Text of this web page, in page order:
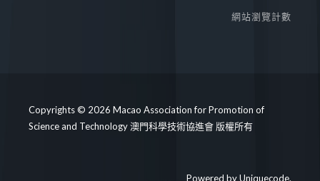
網站瀏覽計數
Copyrights © 2026 Macao Association for Promotion of
Science and Technology 澳門科學技術協進會 版權所有
Powered byUniquecode.